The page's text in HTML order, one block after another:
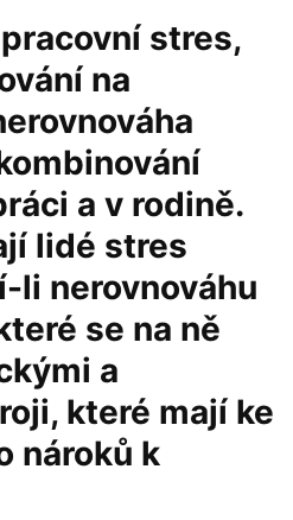
stres,
na
a v rodině.
lidé stres
li nerovnováhu
se na ně
a
které mají ke
nároků k